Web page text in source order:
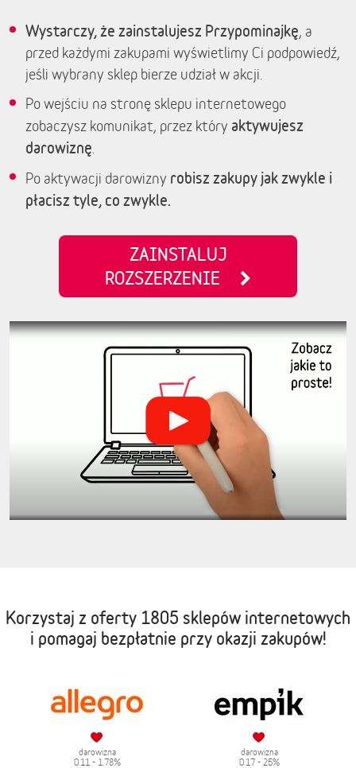
Wystarczy, że zainstalujesz Przypominajkę, a
przed każdymi zakupami wyświetlimy Ci podpowiedź,
jeśli wybrany sklep bierze udział w akcji.
Po wejściu na stronę sklepu internetowego
zobaczysz komunikat, przez który aktywujesz
darowiznę
Po aktywacji darowizny robisz zakupy jak zwykle i
płacisz tyle, co zwykle.
ZAINSTALUJ
ROZSZERZENIE
Korzystaj z oferty 1805 sklepów internetowych
i pomagaj bezpłatnie przy okazji zakupów!
darowizna
0.11 - 1.78%
darowizna
0.17 - 25%